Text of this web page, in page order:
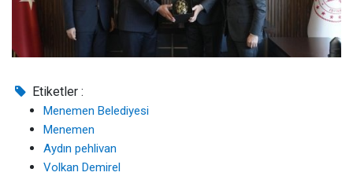
Etiketler :
Menemen Belediyesi
Menemen
Aydın pehlivan
Volkan Demirel